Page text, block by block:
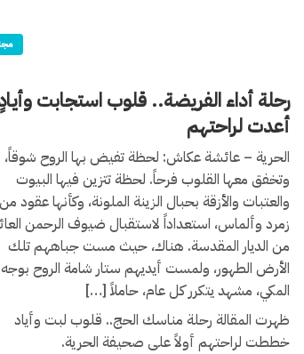
رحلة أداء الفريضة.. قلوب استجابت
أعدت لراحتهم
الحرية – عائشة عكاش: لحظة تفيض بها الروح شوقاً،
وتخفق معها القلوب فرحاً. لحظة تتزين فيها البيوت
والعتبات والأزقة بحبال الزينة الملونة، وكأنها عقود من
زمرد وألماس، استعداداً لاستقبال ضيوف الرحمن
من الديار المقدسة. هناك، حيث مست جباههم تلك
الأرض الطهور، ولمست أيديهم ستار شامة الروح بوجه
المكي، مشهد يتكرر كل عام، حاملاً […]
ظهرت المقالة رحلة مناسك الحج.. قلوب لبت وأياد
خططت لراحتهم أولاً على صحيفة الحرية.